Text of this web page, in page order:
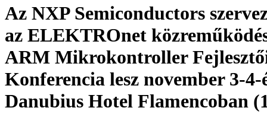
Az NXP Semiconductors
az ELEKTROnet
ARM Mikrokontroller
Konferencia lesz november 3-4-
Danubius Hotel Flamencoban